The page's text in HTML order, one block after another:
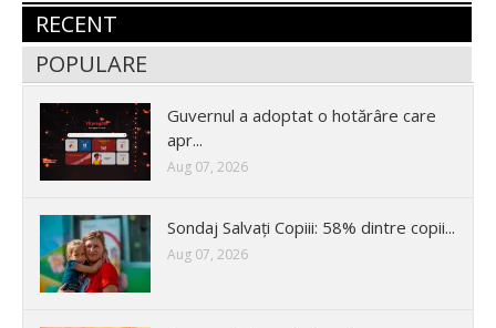
RECENT
POPULARE
Guvernul a adoptat o hotărâre care
apr...
Aug 07, 2026
Sondaj Salvați Copiii: 58% dintre copii...
Aug 07, 2026